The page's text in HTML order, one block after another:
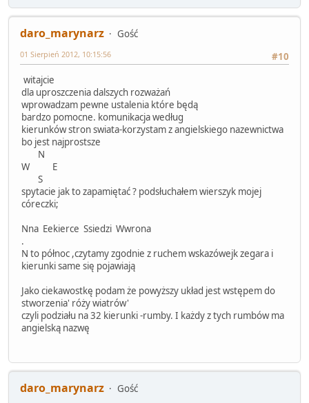
daro_marynarz
Gość
#10
01 Sierpień 2012, 10:15:56
witajcie
dla uproszczenia dalszych rozważań
wprowadzam pewne ustalenia które będą
bardzo pomocne. komunikacja według
kierunków stron swiata-korzystam z angielskiego nazewnictwa
bo jest najprostsze
N
W E
S
spytacie jak to zapamiętać ? podsłuchałem wierszyk mojej
córeczki;
Nna Eekierce Ssiedzi Wwrona
.
N to północ ,czytamy zgodnie z ruchem wskazówejk zegara i
kierunki same się pojawiają
Jako ciekawostkę podam że powyższy układ jest wstępem do
stworzenia' róży wiatrów'
czyli podziału na 32 kierunki -rumby. I każdy z tych rumbów ma
angielską nazwę
daro_marynarz
Gość